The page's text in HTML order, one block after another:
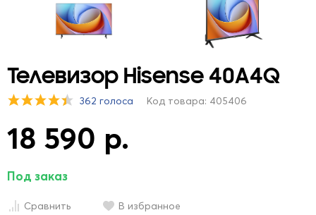
Телевизор Hisense 40A4Q
362 голоса Код товара: 405406
18 590 р.
Под заказ
Сравнить В избранное